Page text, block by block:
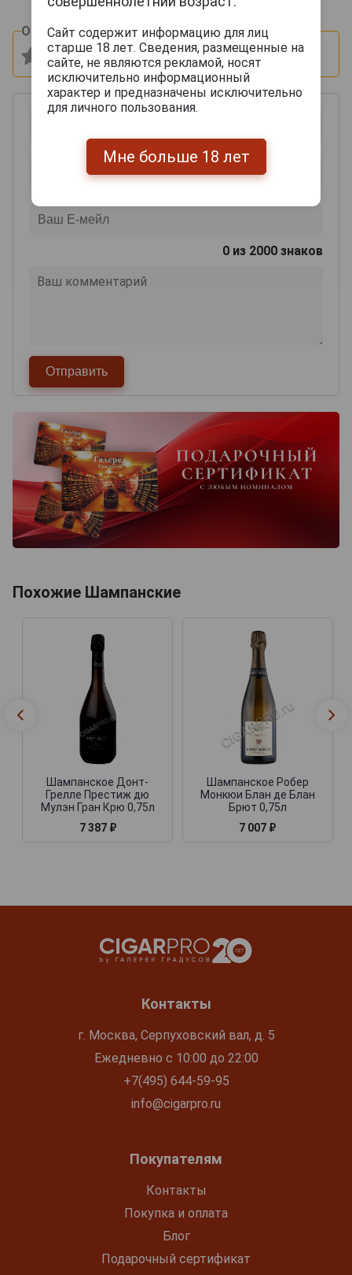
Оцените и напишите отзыв:
0 из 2000 знаков
Похожие Шампанские
Шампанское Донт-
Грелле Престиж дю
Мулэн Гран Крю 0,75л
7 387 ₽
Шампанское Робер
Монкюи Блан де Блан
Брют 0,75л
7 007 ₽
Контакты
г. Москва, Серпуховский вал, д. 5
Ежедневно с 10:00 до 22:00
+7(495) 644-59-95
info@cigarpro.ru
Покупателям
Контакты
Покупка и оплата
Блог
Подарочный сертификат
Сайт содержит информацию для лиц
старше 18 лет. Сведения, размещенные на
сайте, не являются рекламой, носят
исключительно информационный
характер и предназначены исключительно
для личного пользования.
Мне больше 18 лет